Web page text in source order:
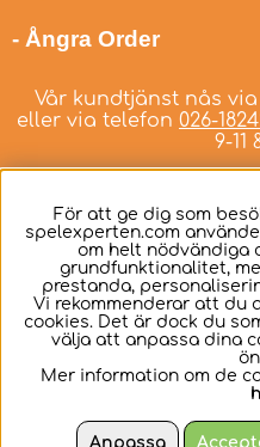
- Ångra Order
Vår kundtjänst nås via
eller via telefon 026-
9-11
Svenska
För att ge dig som
spelexperten.com
om helt nödvändiga
grundfunktionalitet,
prestanda,
Vi rekommenderar att du
cookies. Det är dock du
välja att anpassa dina
Mer information om de
Anpassa